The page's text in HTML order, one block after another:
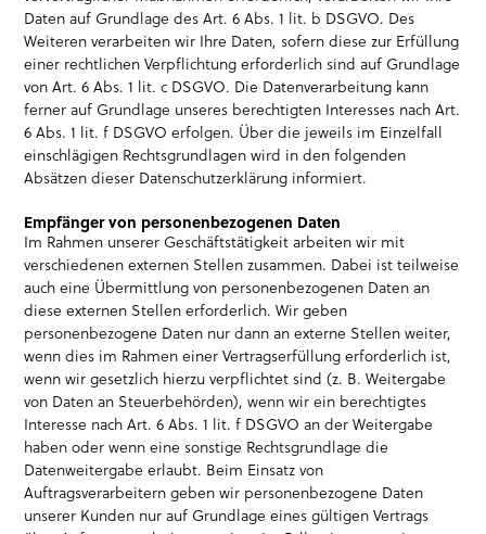
Daten auf Grundlage des Art. 6 Abs. 1 lit. b DSGVO. Des
Weiteren verarbeiten wir Ihre Daten, sofern diese zur Erfüllung
einer rechtlichen Verpflichtung erforderlich sind auf Grundlage
von Art. 6 Abs. 1 lit. c DSGVO. Die Datenverarbeitung kann
ferner auf Grundlage unseres berechtigten Interesses nach Art.
6 Abs. 1 lit. f DSGVO erfolgen. Über die jeweils im Einzelfall
einschlägigen Rechtsgrundlagen wird in den folgenden
Absätzen dieser Datenschutzerklärung informiert.
Empfänger von personenbezogenen Daten
Im Rahmen unserer Geschäftstätigkeit arbeiten wir mit
verschiedenen externen Stellen zusammen. Dabei ist teilweise
auch eine Übermittlung von personenbezogenen Daten an
diese externen Stellen erforderlich. Wir geben
personenbezogene Daten nur dann an externe Stellen weiter,
wenn dies im Rahmen einer Vertragserfüllung erforderlich ist,
wenn wir gesetzlich hierzu verpflichtet sind (z. B. Weitergabe
von Daten an Steuerbehörden), wenn wir ein berechtigtes
Interesse nach Art. 6 Abs. 1 lit. f DSGVO an der Weitergabe
haben oder wenn eine sonstige Rechtsgrundlage die
Datenweitergabe erlaubt. Beim Einsatz von
Auftragsverarbeitern geben wir personenbezogene Daten
unserer Kunden nur auf Grundlage eines gültigen Vertrags